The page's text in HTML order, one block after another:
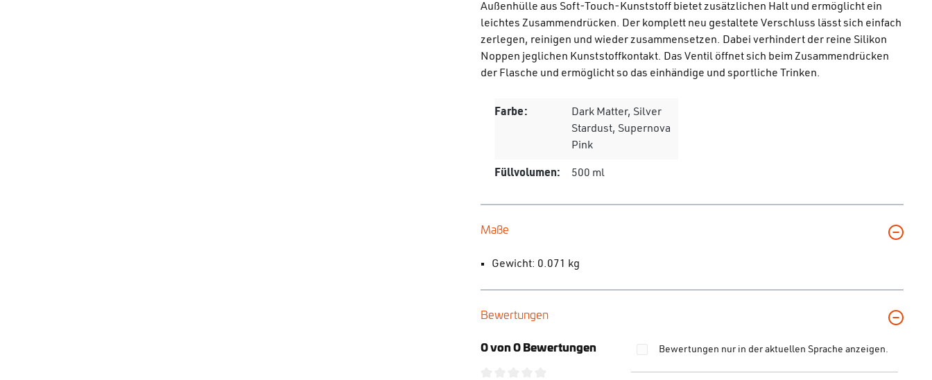
Außenhülle aus Soft-Touch-Kunststoff bietet zusätzlichen Halt und ermöglicht ein
leichtes Zusammendrücken. Der komplett neu gestaltete Verschluss lässt sich einfach
zerlegen, reinigen und wieder zusammensetzen. Dabei verhindert der reine Silikon
Noppen jeglichen Kunststoffkontakt. Das Ventil öffnet sich beim Zusammendrücken
der Flasche und ermöglicht so das einhändige und sportliche Trinken.
Farbe:
Dark Matter, Silver
Stardust, Supernova
Pink
Füllvolumen: 500 ml
Maße
Gewicht: 0.071 kg
Bewertungen
0 von 0 Bewertungen Bewertungen nur in der aktuellen Sprache anzeigen.